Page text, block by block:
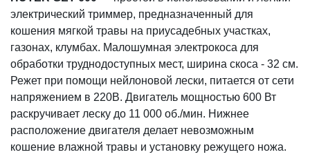
электрический триммер, предназначенный для
кошения мягкой травы на приусадебных участках,
газонах, клумбах. Малошумная электрокоса для
обработки труднодоступных мест, ширина скоса - 32 см.
Режет при помощи нейлоновой лески, питается от сети
напряжением в 220В. Двигатель мощностью 600 Вт
раскручивает леску до 11 000 об./мин. Нижнее
расположение двигателя делает невозможным
кошение влажной травы и установку режущего ножа.